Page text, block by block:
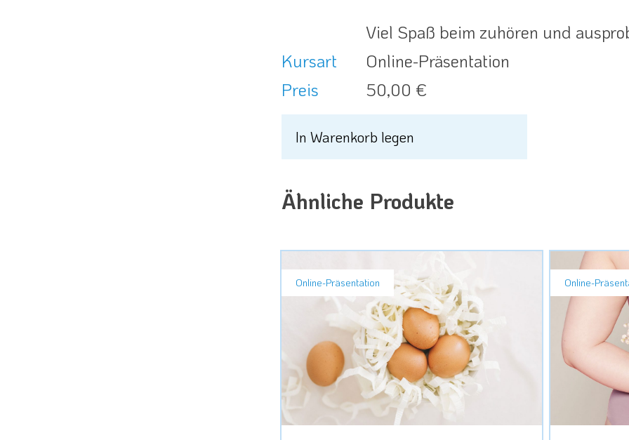
Viel Spaß beim zuhören und
Kursart
Online-Präsentation
Preis
50,00 €
In Warenkorb legen
Ähnliche Produkte
Online-Präsentation Online-